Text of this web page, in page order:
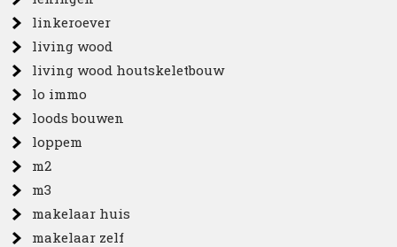
linkeroever
living wood
living wood houtskeletbouw
lo immo
loods bouwen
loppem
m2
m3
makelaar huis
makelaar zelf